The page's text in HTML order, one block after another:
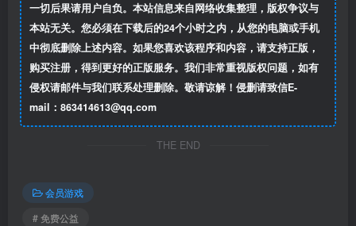
一切后果请用户自负。本站信息来自网络收集整理，版权争议与
本站无关。您必须在下载后的24个小时之内，从您的电脑或手机
中彻底删除上述内容。如果您喜欢该程序和内容，请支持正版，
购买注册，得到更好的正版服务。我们非常重视版权问题，如有
侵权请邮件与我们联系处理删除。敬请谅解！侵删请致信E-
mail：863414613@qq.com
THE END
会员游戏
# 免费公益